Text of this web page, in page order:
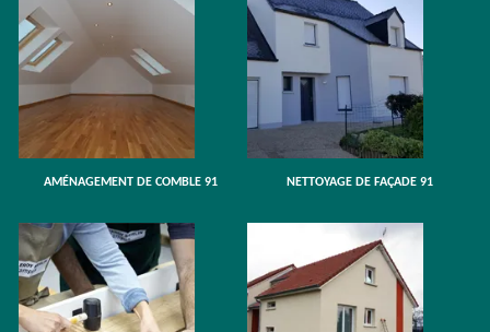
AMÉNAGEMENT DE COMBLE 91 NETTOYAGE DE FAÇADE 91